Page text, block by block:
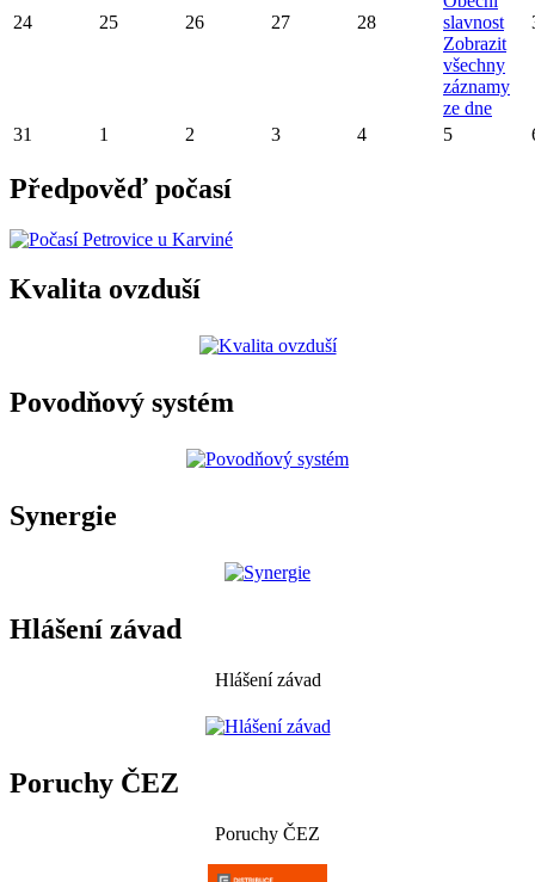
24 25 26 27 28
slavnost
Zobrazit
všechny
záznamy
ze dne
31 1 2 3 4 5
Předpověď počasí
Kvalita ovzduší
Povodňový systém
Synergie
Hlášení závad
Hlášení závad
Poruchy ČEZ
Poruchy ČEZ